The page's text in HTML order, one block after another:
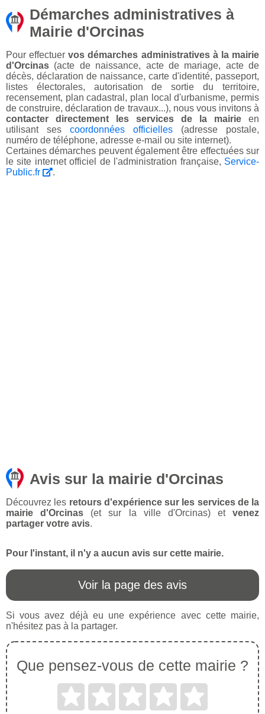
Démarches administratives à
Mairie d'Orcinas
Pour effectuervos démarches administratives à la mairie
d'Orcinas (acte de naissance, acte de mariage, acte de
décès, déclaration de naissance, carte d'identité, passeport,
listes électorales, autorisation de sortie du territoire,
recensement, plan cadastral, plan local d'urbanisme, permis
de construire, déclaration de travaux...), nous vous invitons à
contacter directement les services de la mairie en
utilisant ses coordonnées officielles (adresse postale,
numéro de téléphone, adresse e-mail ou site internet).
Certaines démarches peuvent également être effectuées sur
le site internet officiel de l'administration française, Service-
Public.fr
.
Avis sur la mairie d'Orcinas
Découvrez les retours d'expérience sur les services de la
mairie d'Orcinas (et sur la ville d'Orcinas) et venez
partager votre avis.
Pour l'instant, il n'y a aucun avis sur cette mairie.
Voir la page des avis
Si vous avez déjà eu une expérience avec cette mairie,
n'hésitez pas à la partager.
Que pensez-vous de cette mairie ?